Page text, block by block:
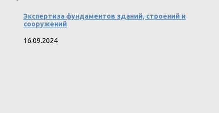
Экспертиза фундаментов зданий, строений и
сооружений
16.09.2024